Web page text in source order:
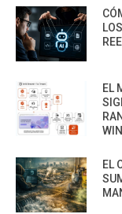
EL
EL